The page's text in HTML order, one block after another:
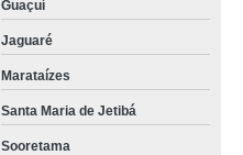
Guaçuí
Jaguaré
Marataízes
Santa Maria de Jetibá
Sooretama